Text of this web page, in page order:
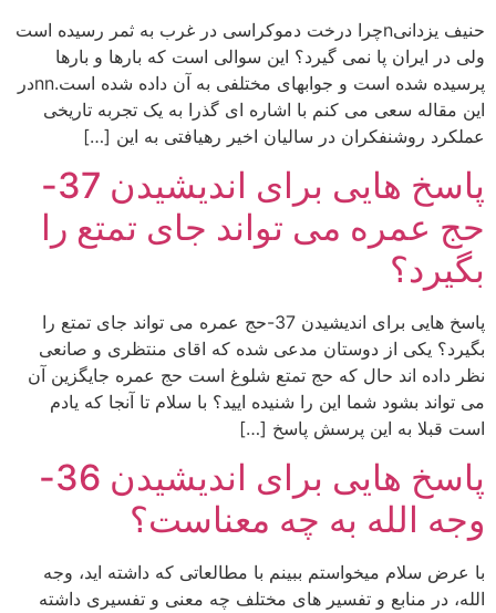
حنیف یزدانیnچرا درخت دموکراسی در غرب به ثمر رسيده است
ولی در ايران پا نمی گيرد؟ اين سوالی است که بارها و بارها
پرسيده شده است و جوابهای مختلفی به آن داده شده است.nnدر
اين مقاله سعی می کنم با اشاره ای گذرا به يک تجربه تاريخی
عملکرد روشنفکران در ساليان اخير رهيافتی به اين […]
پاسخ هایی برای اندیشیدن 37-
حج عمره می تواند جای تمتع را
بگیرد؟
پاسخ هایی برای اندیشیدن 37-حج عمره می تواند جای تمتع را
بگیرد؟ یکی از دوستان مدعی شده که اقای منتظری و صانعی
نظر داده اند حال که حج تمتع شلوغ است حج عمره جایگزین آن
می تواند بشود شما این را شنیده ایید؟ با سلام تا آنجا که یادم
است قبلا به این پرسش پاسخ […]
پاسخ هایی برای اندیشیدن 36-
وجه الله به چه معناست؟
با عرض سلام میخواستم ببینم با مطالعاتی که داشته اید، وجه
الله، در منابع و تفسیر های مختلف چه معنی و تفسیری داشته